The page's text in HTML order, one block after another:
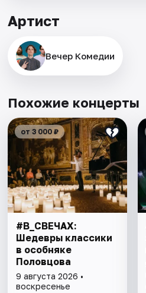
Артист
Вечер Комедии
Похожие концерты
от 3 000 ₽
#В_СВЕЧАХ:
Шедевры классики
в особняке
Половцова
9 августа 2026 •
воскресенье